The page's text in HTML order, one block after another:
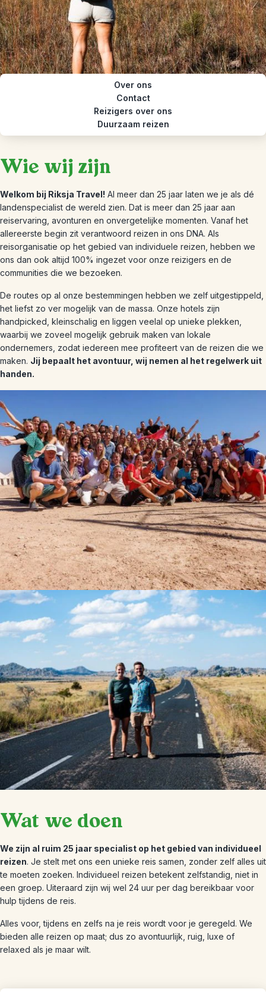
Over ons
Contact
Reizigers over ons
Duurzaam reizen
Wie wij zijn
Welkom bij Riksja Travel! Al meer dan 25 jaar laten we je als dé
landenspecialist de wereld zien. Dat is meer dan 25 jaar aan
reiservaring, avonturen en onvergetelijke momenten. Vanaf het
allereerste begin zit verantwoord reizen in ons DNA. Als
reisorganisatie op het gebied van individuele reizen, hebben we
ons dan ook altijd 100% ingezet voor onze reizigers en de
communities die we bezoeken.
De routes op al onze bestemmingen hebben we zelf uitgestippeld,
het liefst zo ver mogelijk van de massa. Onze hotels zijn
handpicked, kleinschalig en liggen veelal op unieke plekken,
waarbij we zoveel mogelijk gebruik maken van lokale
ondernemers, zodat iedereen mee profiteert van de reizen die we
maken. Jij bepaalt het avontuur, wij nemen al het regelwerk uit
handen.
Wat we doen
We zijn al ruim 25 jaar specialist op het gebied van individueel
reizen. Je stelt met ons een unieke reis samen, zonder zelf alles uit
te moeten zoeken. Individueel reizen betekent zelfstandig, niet in
een groep. Uiteraard zijn wij wel 24 uur per dag bereikbaar voor
hulp tijdens de reis.
Alles voor, tijdens en zelfs na je reis wordt voor je geregeld. We
bieden alle reizen op maat; dus zo avontuurlijk, ruig, luxe of
relaxed als je maar wilt.